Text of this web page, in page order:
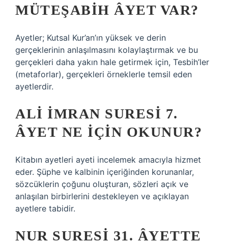
MÜTEŞABIH ÂYET VAR?
Ayetler; Kutsal Kur’an’ın yüksek ve derin
gerçeklerinin anlaşılmasını kolaylaştırmak ve bu
gerçekleri daha yakın hale getirmek için, Tesbih’ler
(metaforlar), gerçekleri örneklerle temsil eden
ayetlerdir.
ALI İMRAN SURESI 7.
ÂYET NE IÇIN OKUNUR?
Kitabın ayetleri ayeti incelemek amacıyla hizmet
eder. Şüphe ve kalbinin içeriğinden korunanlar,
sözcüklerin çoğunu oluşturan, sözleri açık ve
anlaşılan birbirlerini destekleyen ve açıklayan
ayetlere tabidir.
NUR SURESI 31. ÂYETTE